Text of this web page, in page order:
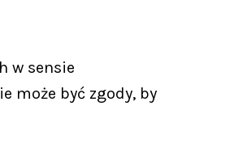
w sensie
może być zgody, by